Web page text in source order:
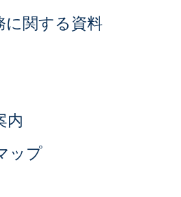
に関する資料
内
ップ